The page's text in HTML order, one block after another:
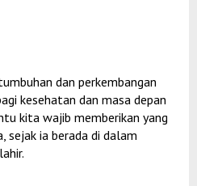
dan perkembangan
kesehatan dan masa depan
kita wajib memberikan yang
sejak ia berada di dalam